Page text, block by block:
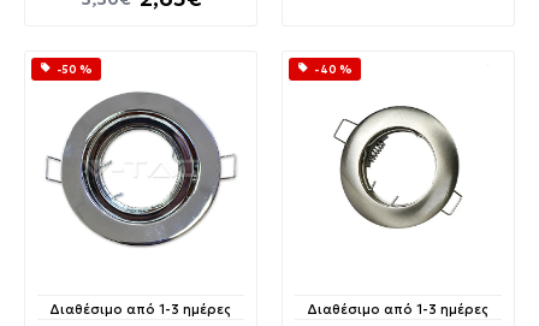
-50 %
Διαθέσιμο από 1-3 ημέρες
-40 %
Διαθέσιμο από 1-3 ημέρες